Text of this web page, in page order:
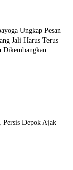
Ungkap Pesan
Jali Harus Terus
Dikembangkan
Depok Ajak